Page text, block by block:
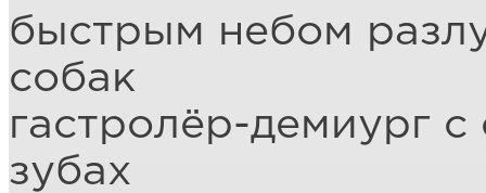
быстрым небом
собак
гастролёр-демиург
зубах